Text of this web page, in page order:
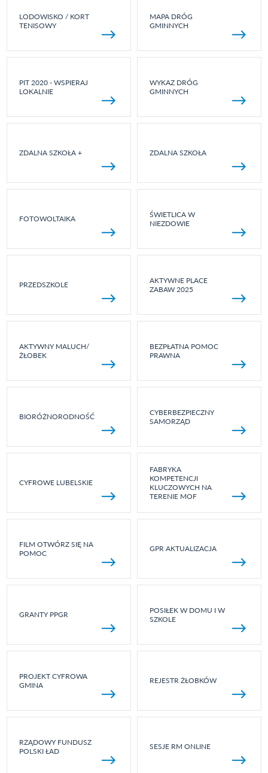
LODOWISKO / KORT
TENISOWY
MAPA DRÓG
GMINNYCH
PIT 2020 - WSPIERAJ
LOKALNIE
WYKAZ DRÓG
GMINNYCH
ZDALNA SZKOŁA + ZDALNA SZKOŁA
FOTOWOLTAIKA
ŚWIETLICA W
NIEZDOWIE
PRZEDSZKOLE
AKTYWNE PLACE
ZABAW 2025
AKTYWNY MALUCH/
ŻŁOBEK
BEZPŁATNA POMOC
PRAWNA
BIORÓŻNORODNOŚĆ
CYBERBEZPIECZNY
SAMORZĄD
CYFROWE LUBELSKIE
FABRYKA
KOMPETENCJI
KLUCZOWYCH NA
TERENIE MOF
FILM OTWÓRZ SIĘ NA
POMOC
GPR AKTUALIZACJA
GRANTY PPGR
POSIŁEK W DOMU I W
SZKOLE
PROJEKT CYFROWA
GMINA
REJESTR ŻŁOBKÓW
RZĄDOWY FUNDUSZ
POLSKI ŁAD
SESJE RM ONLINE